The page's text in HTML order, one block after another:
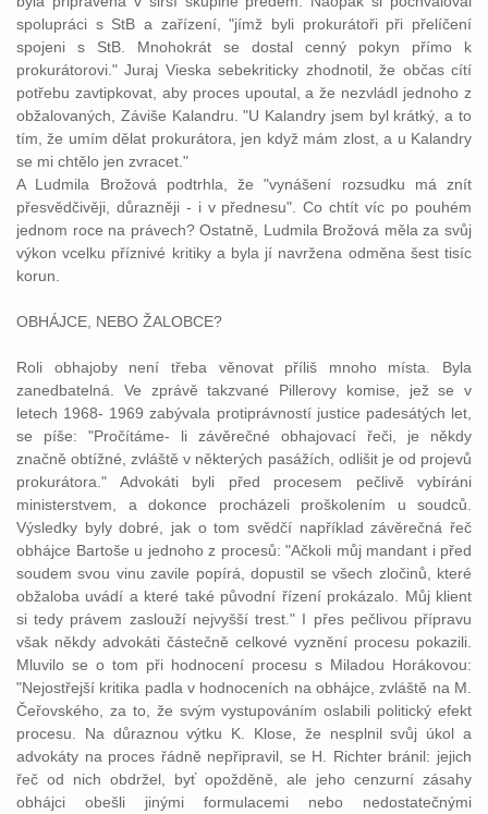
spolupráci s StB a zařízení, "jímž byli prokurátoři při přelíčení
spojeni s StB. Mnohokrát se dostal cenný pokyn přímo k
prokurátorovi." Juraj Vieska sebekriticky zhodnotil, že občas cítí
potřebu zavtipkovat, aby proces upoutal, a že nezvládl jednoho z
obžalovaných , Záviše Kalandru. "U Kalandry jsem byl krátký, a to
tím, že umím dělat prokurátora, jen když mám zlost, a u Kalandry
se mi chtělo jen zvracet."
A Ludmila Brožová podtrhla, že "vynášení rozsudku má znít
přesvědčivěji, důrazněji - i v přednesu". Co chtít víc po pouhém
jednom roce na právech? Ostatně, Ludmila Brožová měla za svůj
výkon vcelku příznivé kritiky a byla jí navržena odměna šest tisíc
korun.
OBHÁJCE , NEBO ŽALOBCE?
Roli obhajobynení třeba věnovat příliš mnoho místa. Byla
zanedbatelná. Ve zprávě takzvané Pillerovy komise, jež se v
letech 1968- 1969 zabývala protiprávností justice padesátých let,
se píše: "Pročítáme- li závěrečné obhajovací řeči, je někdy
značně obtížné, zvláště v některých pasážích, odlišit je od projevů
prokurátora." Advokátibyli před procesem pečlivě vybíráni
ministerstvem, a dokonce procházeli proškolením u soudců
Výsledky byly dobré, jak o tom svědčí například závěrečná řeč
obhájce Bartoše u jednoho z procesů: "Ačkoli můj mandant i před
soudem svou vinu zavile popírá, dopustil se všech zločinů, které
obžaloba uvádí a které také původní řízení prokázalo. Můj klient
si tedy právem zaslouží nejvyššítrest ." I přes pečlivou přípravu
však někdy advokáti částečně celkové vyznění procesu pokazili.
Mluvilo se o tom při hodnocení procesu s Miladou Horákovou:
"Nejostřejší kritika padla v hodnoceních na obhájce , zvláště na M.
Čeřovského, za to, že svým vystupováním oslabili politický efekt
procesu. Na důraznou výtku K. Klose, že nesplnil svůj úkol a
advokáty na proces řádně nepřipravil, se H. Richter bránil: jejich
řeč od nich obdržel, byť opožděně, ale jeho cenzurní zásahy
obhájci obešli jinými formulacemi nebo nedostatečnými